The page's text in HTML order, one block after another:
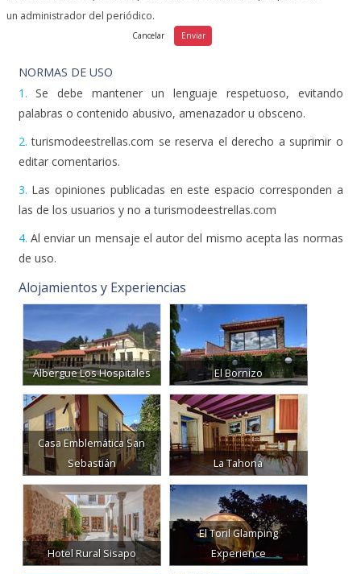
un administrador del periódico.
NORMAS DE USO
1. Se debe mantener un lenguaje respetuoso, evitando
palabras o contenido abusivo, amenazador u obsceno.
2. turismodeestrellas.com se reserva el derecho a suprimir o
editar comentarios.
3. Las opiniones publicadas en este espacio corresponden a
las de los usuarios y no a turismodeestrellas.com
4. Al enviar un mensaje el autor del mismo acepta las normas
de uso.
Alojamientos y Experiencias
Albergue Los Hospitales El Bornizo
Casa Emblemática San
Sebastián
La Tahona
Hotel Rural Sisapo
El Toril Glamping
Experience